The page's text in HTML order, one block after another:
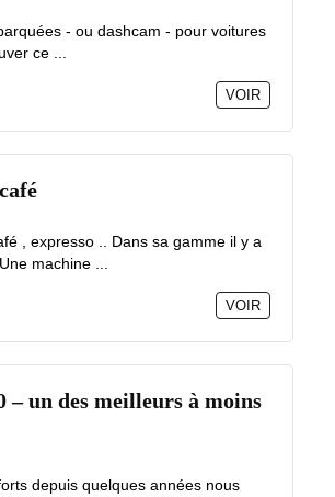
- ou dashcam - pour voitures
ce ...
VOIR
, expresso .. Dans sa gamme il y a
machine ...
VOIR
un des meilleurs à moins
depuis quelques années nous